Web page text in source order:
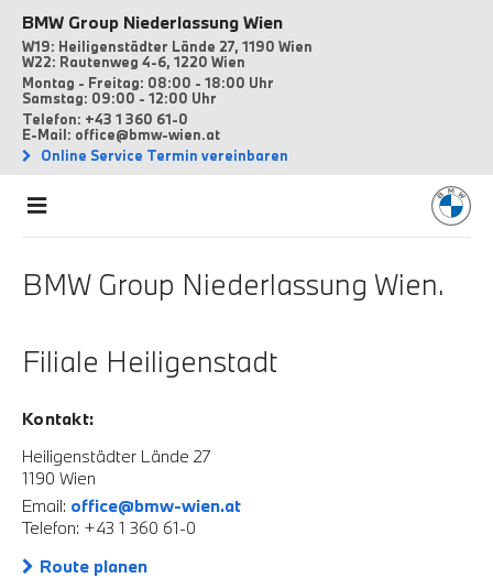
BMW Group Niederlassung Wien
W19: Heiligenstädter Lände 27, 1190 Wien
W22: Rautenweg 4-6, 1220 Wien
Montag - Freitag: 08:00 - 18:00 Uhr
Samstag: 09:00 - 12:00 Uhr
Telefon: +43 1 360 61-0
E-Mail: office@bmw-wien.at
Online Service Termin vereinbaren
BMW Group Niederlassung Wien.
Filiale Heiligenstadt
Kontakt:
Heiligenstädter Lände 27
1190 Wien
Email: office@bmw-wien.at
Telefon: +43 1 360 61-0
Route planen